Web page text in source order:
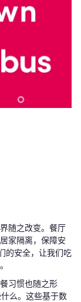
随之改变。餐厅
家隔离，保障安
的安全，让我们吃
习惯也随之形
么。这些基于数